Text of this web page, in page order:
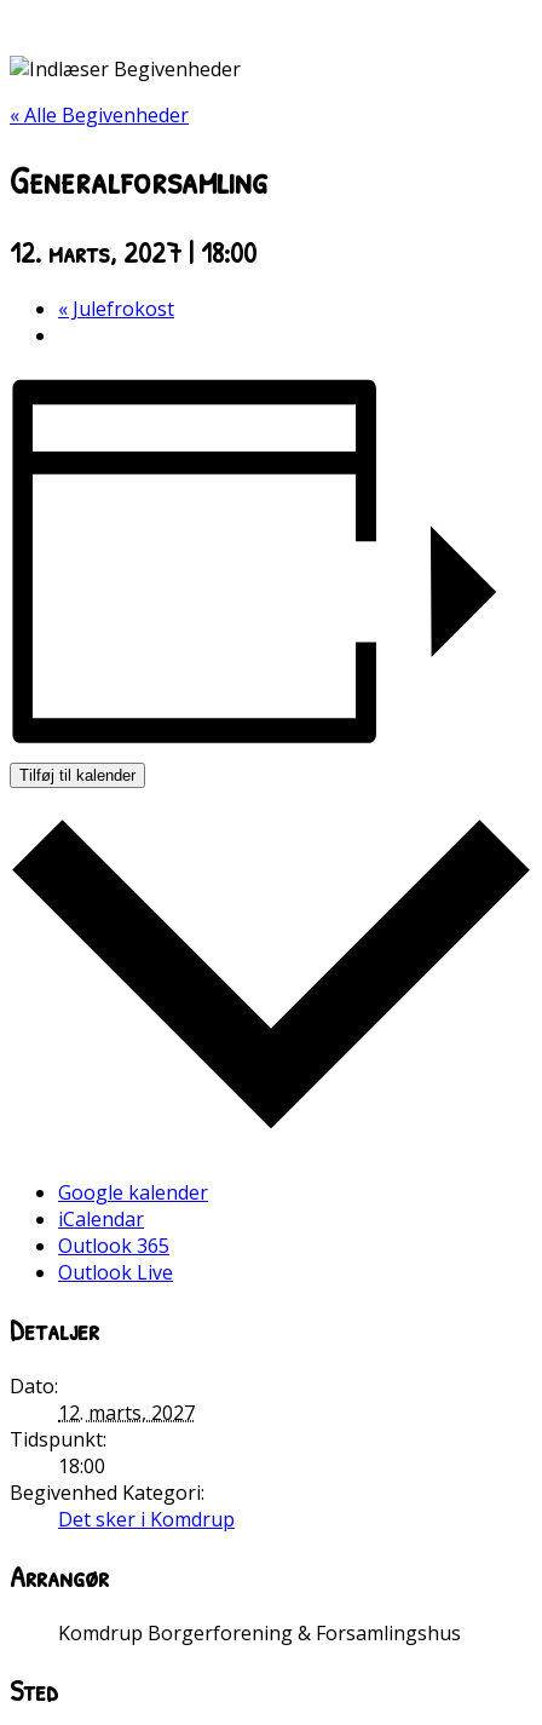
« Alle Begivenheder
Generalforsamling
12. marts, 2027 | 18:00
« Julefrokost
Tilføj til kalender
Google kalender
iCalendar
Outlook 365
Outlook Live
Detaljer
Dato:
12. marts, 2027
Tidspunkt:
18:00
Begivenhed Kategori:
Det sker i Komdrup
Arrangør
Komdrup Borgerforening & Forsamlingshus
Sted